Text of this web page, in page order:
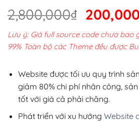
2,800,000₫ Giá
gốc
là:
200,000
Lưu ý: Giá full source code chưa bao
99% Toàn bộ các Theme đều được
Website được tối ưu quy trình
giảm 80% chi phí nhân công,
tốt với giá cả phải chăng.
Phát triển với xu hướng Website